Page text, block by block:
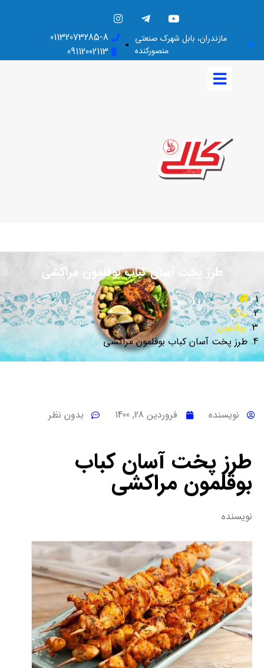
مازندران، بابل شهرک صنعتی
منصورکنده
01132073285-8
09112002113
طرز پخت آسان کباب بوقلمون مراکشی
بلاگ
بوقلمون
طرز پخت آسان کباب بوقلمون مراکشی
نویسنده فروردین 28, 1400 بدون نظر
طرز پخت آسان کباب
بوقلمون مراکشی
نویسنده